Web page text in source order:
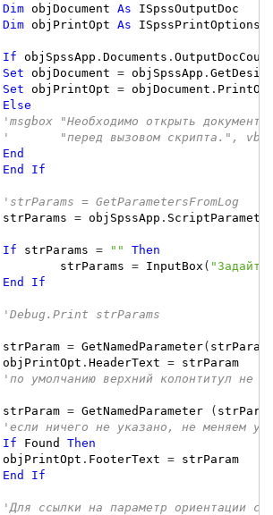
Dim objDocument As
ISpssOutputDoc
Dim objPrintOpt As ISpssPrintOptions
If objSpssApp . Documents .
Set objDocument = objSpssApp .
Set objPrintOpt = objDocument .
Else
'msgbox "Необходимо открыть
'       "перед вызовом скрипта.",
End
End
If
'strParams = GetParametersFromLog
strParams = objSpssApp .
If strParams = ""
Then
strParams = InputBox (
End
If
'Debug.Print strParams
strParam = GetNamedParameter(
objPrintOpt . HeaderText =
strParam
'по умолчанию верхний колонтитул не
strParam = GetNamedParameter (
'если ничего не указано, не меняем
If
Found
Then
objPrintOpt . FooterText =
strParam
End
If
'Для ссылки на параметр ориентации